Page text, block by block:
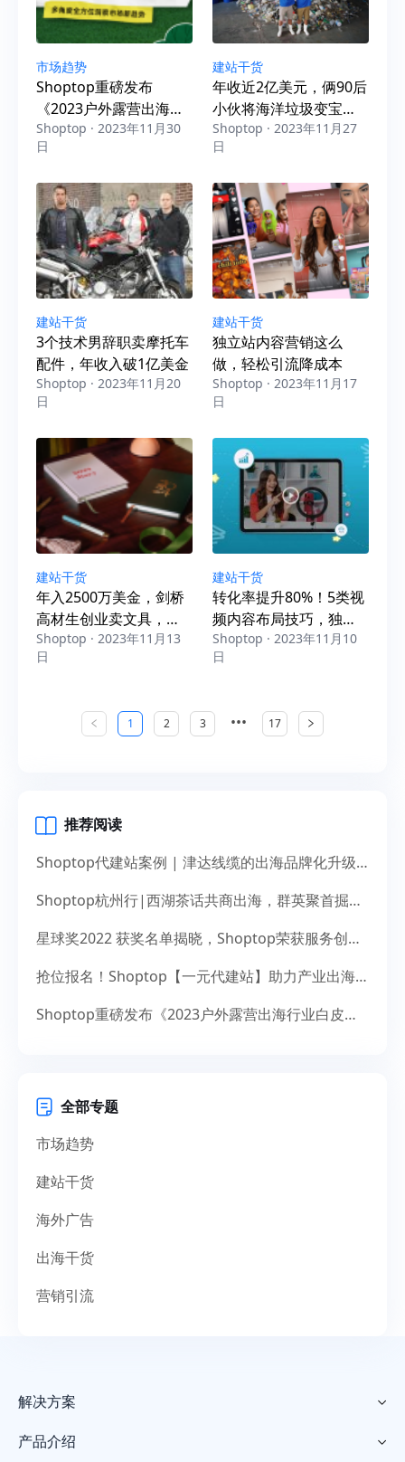
市场趋势
Shoptop重磅发布
《2023户外露营出海行
业白皮书》！聚焦150亿
美元市场，探寻增长新
Shoptop · 2023年11月30
日
建站干货
年收近2亿美元，俩90后
小伙将海洋垃圾变宝，
热销欧美
Shoptop · 2023年11月27
日
建站干货
3个技术男辞职卖摩托车
配件，年收入破1亿美金
Shoptop · 2023年11月20
日
建站干货
独立站内容营销这么
做，轻松引流降成本
Shoptop · 2023年11月17
日
建站干货
年入2500万美金，剑桥
高材生创业卖文具，打
造复购神话
Shoptop · 2023年11月13
日
建站干货
转化率提升80%！5类视
频内容布局技巧，独立
站卖家必看
Shoptop · 2023年11月10
日
1 2 3 ••• 17
推荐阅读
Shoptop代建站案例 | 津达线缆的出海品牌化升级之道
Shoptop杭州行|西湖茶话共商出海，群英聚首掘金未来
星球奖2022 获奖名单揭晓，Shoptop荣获服务创新奖！
抢位报名！Shoptop【一元代建站】助力产业出海，献礼14周年
Shoptop重磅发布《2023户外露营出海行业白皮书》！聚焦150亿美元市场，探寻增长新机遇
全部专题
市场趋势
建站干货
海外广告
出海干货
营销引流
解决方案 
产品介绍 